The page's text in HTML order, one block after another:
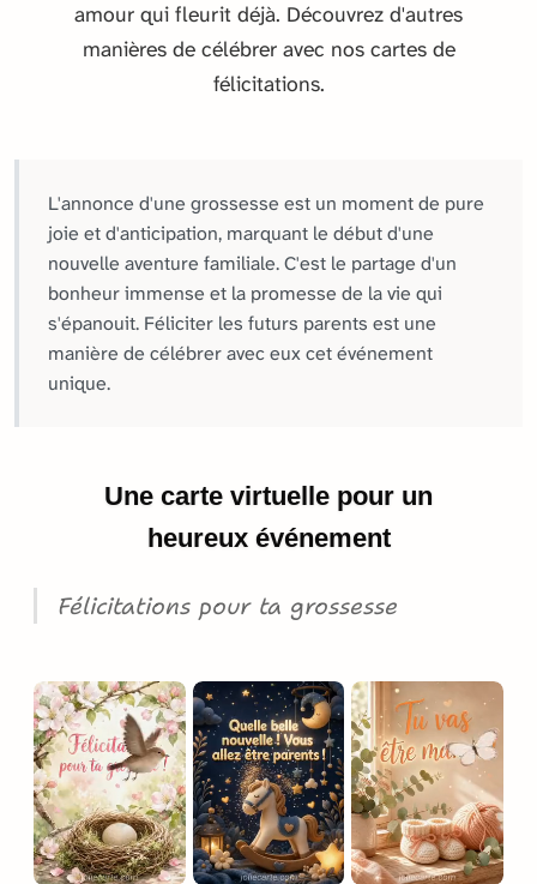
amour qui fleurit déjà. Découvrez d'autres
manières de célébrer avec nos cartes de
félicitations.
L'annonce d'une grossesse est un moment de pure
joie et d'anticipation, marquant le début d'une
nouvelle aventure familiale. C'est le partage d'un
bonheur immense et la promesse de la vie qui
s'épanouit. Féliciter les futurs parents est une
manière de célébrer avec eux cet événement
unique.
Une carte virtuelle pour un
heureux événement
Félicitations pour ta grossesse